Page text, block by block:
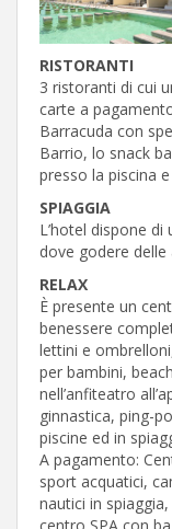
RISTORANTI
3 ristoranti di cui
carte a
Barracuda con
Barrio, lo snack
presso la piscina
SPIAGGIA
L’hotel dispone di
dove godere delle
RELAX
È presente un
benessere
lettini e
per bambini,
nell’anfiteatro
ginnastica, ping-
piscine ed in
A pagamento:
sport acquatici,
nautici in